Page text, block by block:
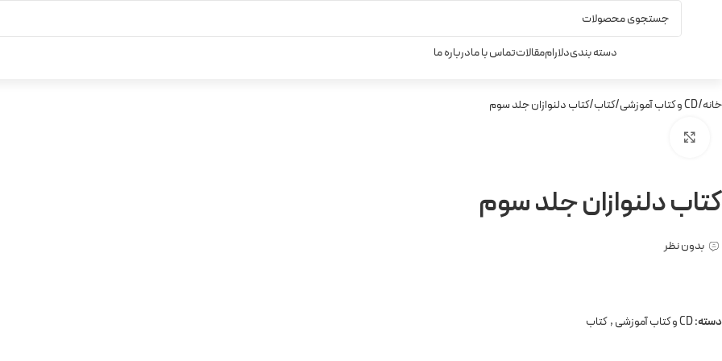
دسته بندیدلاراممقالاتتماس با مادرباره ما
خانه CD و کتاب آموزشی کتاب کتاب دلنوازان جلد سوم
کتاب دلنوازان جلد سوم
بدون نظر
دسته:CD و کتاب آموزشی , کتاب